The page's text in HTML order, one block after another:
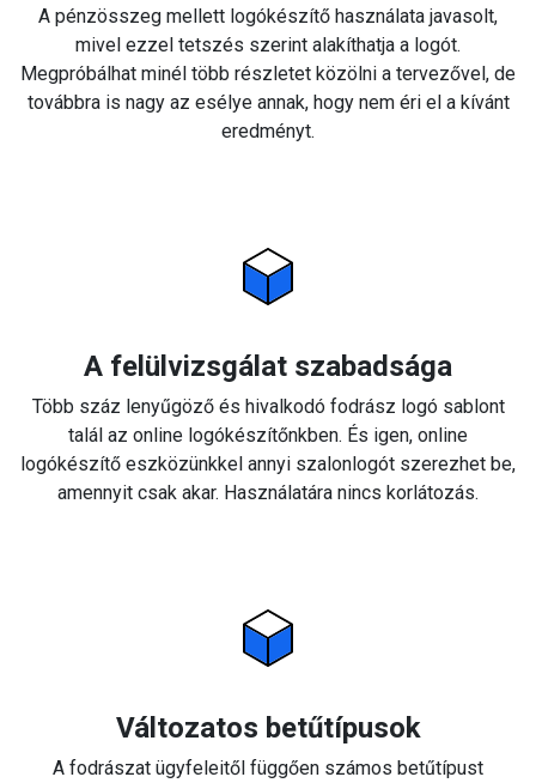
A pénzösszeg mellett logókészítő használata javasolt,
mivel ezzel tetszés szerint alakíthatja a logót.
Megpróbálhat minél több részletet közölni a tervezővel, de
továbbra is nagy az esélye annak, hogy nem éri el a kívánt
eredményt.
A felülvizsgálat szabadsága
Több száz lenyűgöző és hivalkodó fodrász logó sablont
talál az online logókészítőnkben. És igen, online
logókészítő eszközünkkel annyi szalonlogót szerezhet be,
amennyit csak akar. Használatára nincs korlátozás.
Változatos betűtípusok
A fodrászat ügyfeleitől függően számos betűtípust